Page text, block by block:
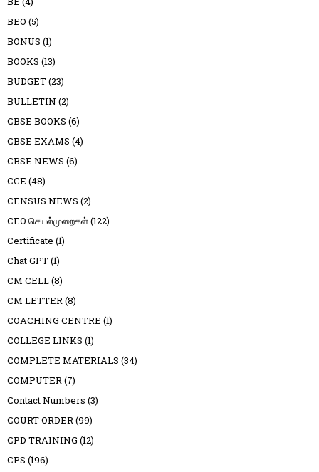
BEO (5)
BONUS (1)
BOOKS (13)
BUDGET(23)
BULLETIN (2)
CBSE BOOKS (6)
CBSE EXAMS (4)
CBSE NEWS (6)
CCE (48)
CENSUS NEWS (2)
CEO செயல்முறைகள்(122)
Certificate (1)
Chat GPT(1)
CM CELL(8)
CM LETTER(8)
COACHING CENTRE (1)
COLLEGE LINKS (1)
COMPLETE MATERIALS (34)
COMPUTER(7)
Contact Numbers (3)
COURT ORDER(99)
CPD TRAINING (12)
CPS (196)